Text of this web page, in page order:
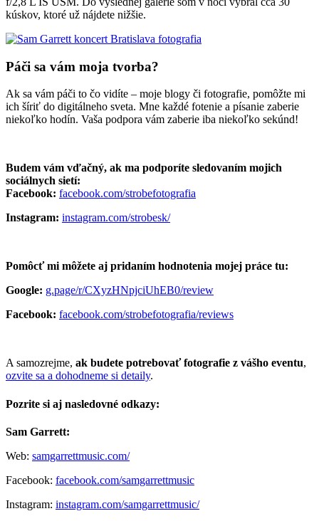
kúskov, ktoré už nájdete nižšie.
Páči sa vám moja tvorba?
Ak sa vám páči to čo vidíte – moje blogy či fotografie, pomôžte mi
ich šíriť do digitálneho sveta. Mne každé fotenie a písanie zaberie
niekoľko hodín. Vaša podpora vám zaberie iba niekoľko sekúnd!
Budem vám vďačný, ak ma podporíte sledovaním mojich
sociálnych sietí:
Facebook: facebook.com/strobefotografia
Instagram: instagram.com/strobesk/
Pomôcť mi môžete aj pridaním hodnotenia mojej práce tu:
Google: g.page/r/CXyzHNpjciUhEB0/review
Facebook: facebook.com/strobefotografia/reviews
A samozrejme, ak budete potrebovať fotografie z vášho eventu,
ozvite sa a dohodneme si detaily.
Pozrite si aj nasledovné odkazy:
Sam Garrett:
Web: samgarrettmusic.com/
Facebook: facebook.com/samgarrettmusic
Instagram: instagram.com/samgarrettmusic/